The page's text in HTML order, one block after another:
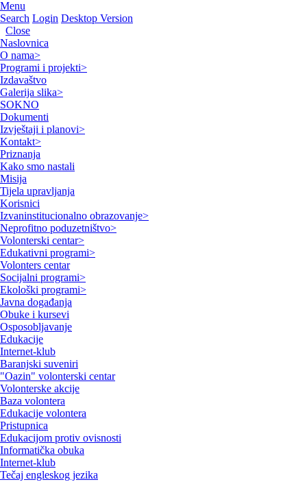
Menu
Search Login Desktop Version
Close
Naslovnica
O nama>
Programi i projekti>
Izdavaštvo
Galerija slika>
SOKNO
Dokumenti
Izvještaji i planovi>
Kontakt>
Priznanja
Kako smo nastali
Misija
Tijela upravljanja
Korisnici
Izvaninstitucionalno obrazovanje>
Neprofitno poduzetništvo>
Volonterski centar>
Edukativni programi>
Volonters centar
Socijalni programi>
Ekološki programi>
Javna događanja
Obuke i kursevi
Osposobljavanje
Edukacije
Internet-klub
Baranjski suveniri
"Oazin" volonterski centar
Volonterske akcije
Baza volontera
Edukacije volontera
Pristupnica
Edukacijom protiv ovisnosti
Informatička obuka
Internet-klub
Tečaj engleskog jezika